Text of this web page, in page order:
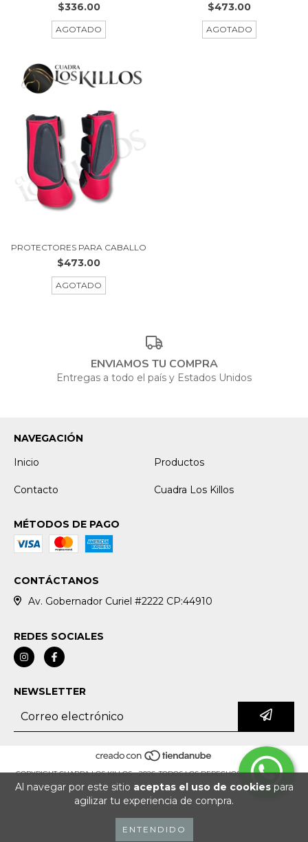
Al navegar por este sitio aceptas el uso de cookiespara
agilizar tu experiencia de compra.
ENTENDIDO
$336.00
AGOTADO
$473.00
AGOTADO
PROTECTORES PARA CABALLO
$473.00
AGOTADO
ENVIAMOS TU COMPRA
Entregas a todo el país y Estados Unidos
NAVEGACIÓN
Inicio
Productos
Contacto Cuadra Los Killos
MÉTODOS DE PAGO
CONTÁCTANOS
Av. Gobernador Curiel #2222 CP:44910
REDES SOCIALES
NEWSLETTER
COPYRIGHT CUADRA LOS KILLOS - 2026. TODOS LOS DERECHOS RESERVADOS.